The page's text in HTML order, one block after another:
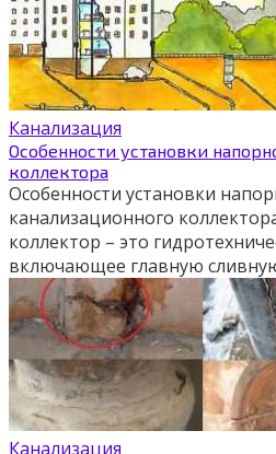
Канализация
Особенности установки
коллектора
Особенности установки
канализационного
коллектор – это
включающее главную
Канализация